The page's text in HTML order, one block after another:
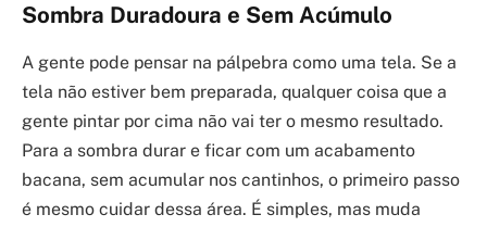
Sombra Duradoura e Sem Acúmulo
A gente pode pensar na pálpebra como uma tela. Se a
tela não estiver bem preparada, qualquer coisa que a
gente pintar por cima não vai ter o mesmo resultado.
Para a sombra durar e ficar com um acabamento
bacana, sem acumular nos cantinhos, o primeiro passo
é mesmo cuidar dessa área. É simples, mas muda